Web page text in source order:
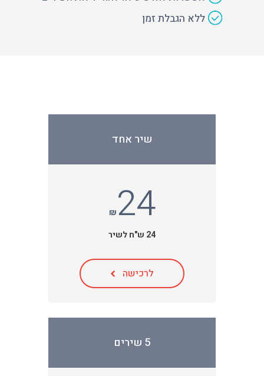
ללא הגבלת זמן
שיר אחד
₪24
לרכישה